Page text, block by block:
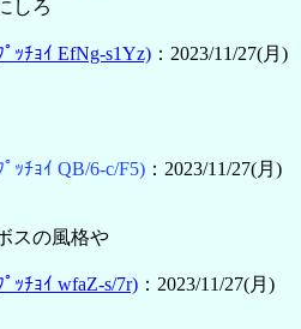
しろ
ﾟｯﾁｮｲ EfNg-s1Yz) ：2023/11/27(月)
ﾟｯﾁｮｲ QB/6-c/F5) ：2023/11/27(月)
スの風格や
ﾟｯﾁｮｲ wfaZ-s/7r) ：2023/11/27(月)